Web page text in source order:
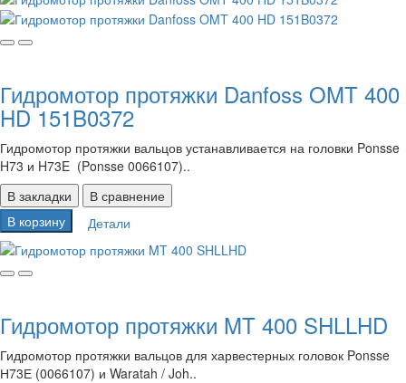
Гидромотор протяжки Danfoss OMT 400
HD 151B0372
Гидромотор протяжки вальцов устанавливается на головки Ponsse
H73 и H73E (Ponsse 0066107)..
В закладки
В сравнение
В корзину
Детали
Гидромотор протяжки MT 400 SHLLHD
Гидромотор протяжки вальцов для харвестерных головок Ponsse
Н73Е (0066107) и Waratah / Joh..